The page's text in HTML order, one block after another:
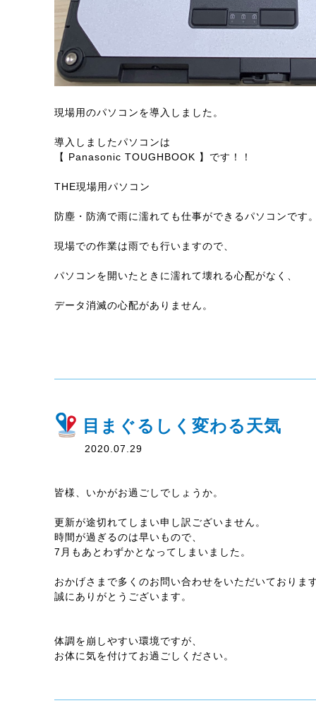
現場用のパソコンを導入しました。
導入しましたパソコンは
【 Panasonic TOUGHBOOK 】です！！
THE現場用パソコン
防塵・防滴で雨に濡れても仕事ができるパソコンです
現場での作業は雨でも行いますので、
パソコンを開いたときに濡れて壊れる心配がなく、
データ消滅の心配がありません。
目まぐるしく変わる天気
2020.07.29
皆様、いかがお過ごしでしょうか。
更新が途切れてしまい申し訳ございません。
時間が過ぎるのは早いもので、
7月もあとわずかとなってしまいました。
おかげさまで多くのお問い合わせをいただいておりま
誠にありがとうございます。
体調を崩しやすい環境ですが、
お体に気を付けてお過ごしください。